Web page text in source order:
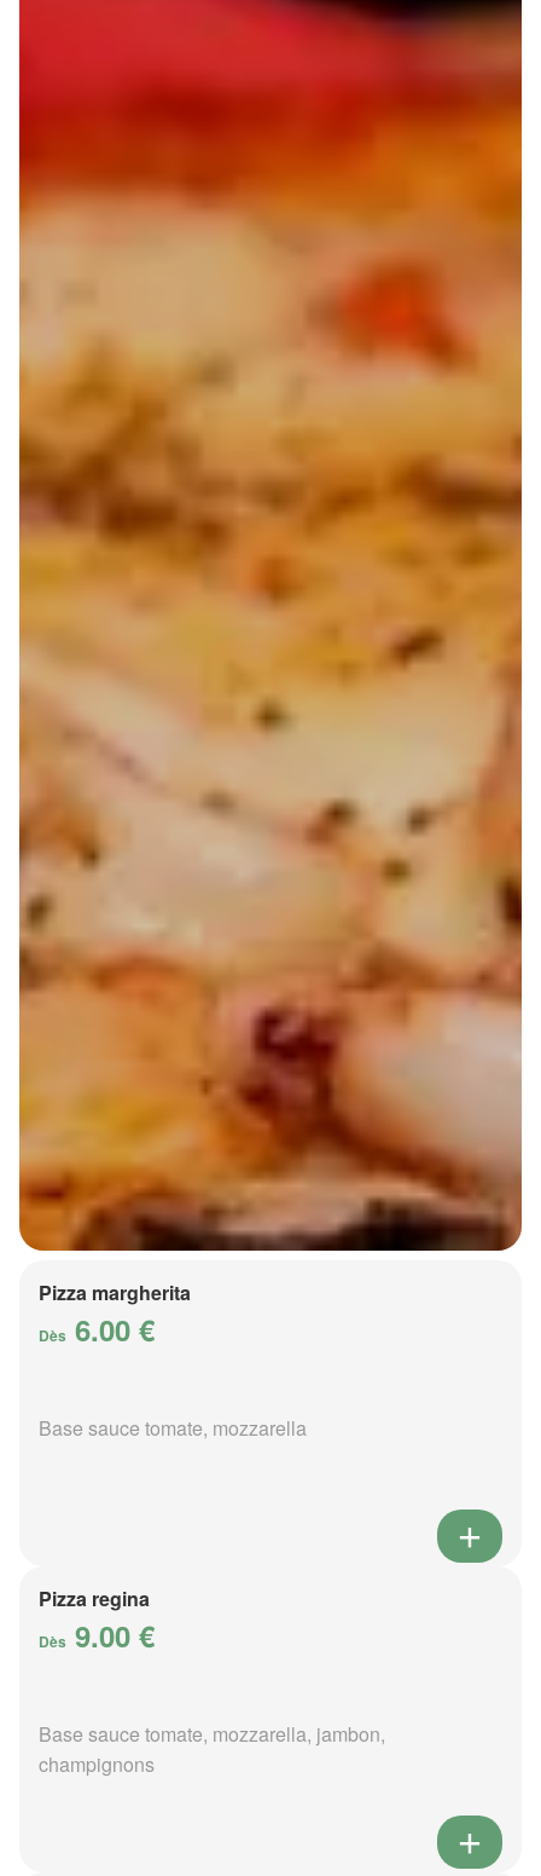
Pizza margherita
Dès 6.00 €
Base sauce tomate, mozzarella
Pizza regina
Dès 9.00 €
Base sauce tomate, mozzarella, jambon,
champignons